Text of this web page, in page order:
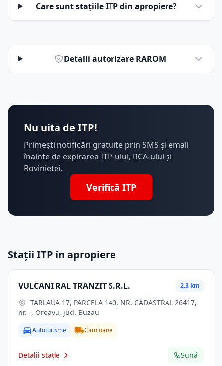
Care sunt stațiile ITP din apropiere?
Detalii autorizare RAROM
Nu uita de ITP!
Primești notificări gratuite prin SMS și email
înainte de expirarea ITP-ului, RCA-ului și
Rovinietei.
Verifică ITP
Stații ITP în apropiere
VULCANI RAL TRANZIT S.R.L. 2.3 km
nr. -, Oreavu, jud. Buzau
Autoturisme Camioane
Detalii stație Sună